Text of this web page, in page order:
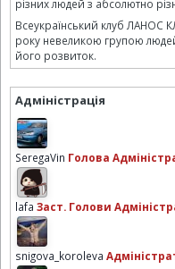
різних людей з абсолютно
Всеукраїнський клуб ЛАНОС
року невеликою групою
його розвиток.
Адміністрація
SeregaVin Голова
lafa Заст. Голови
snigova_koroleva